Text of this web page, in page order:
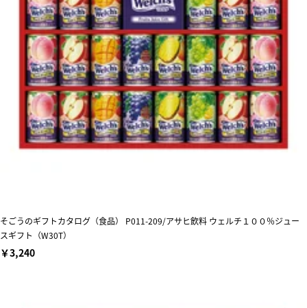
そごうのギフトカタログ（食品） P011-209/アサヒ飲料 ウェルチ１００％ジュー
スギフト（W30T）
￥3,240